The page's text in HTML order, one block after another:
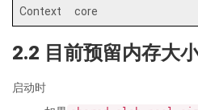
Context core
2.2 目前预留内存大
启动时